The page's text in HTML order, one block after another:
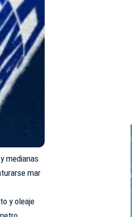
medianas
mar
y oleaje